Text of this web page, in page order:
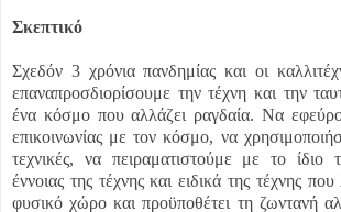
Σκεπτικό
Σχεδόν 3 χρόνια πανδημίας και οι
επαναπροσδιορίσουμε την τέχνη και την
ένα κόσμο που αλλάζει ραγδαία. Να
επικοινωνίας με τον κόσμο, να
τεχνικές, να πειραματιστούμε με το ίδιο
έννοιας της τέχνης και ειδικά της τέχνης
φυσικό χώρο και προϋποθέτει τη ζωντανή